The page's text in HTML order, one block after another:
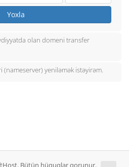
Yoxla
olan domeni transfer
(nameserver) yeniləmək istəyirəm.
Bütün hüquqlar qorunur.